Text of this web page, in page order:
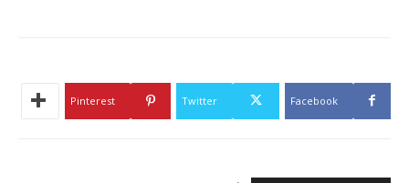
Facebook
Twitter
Pinterest